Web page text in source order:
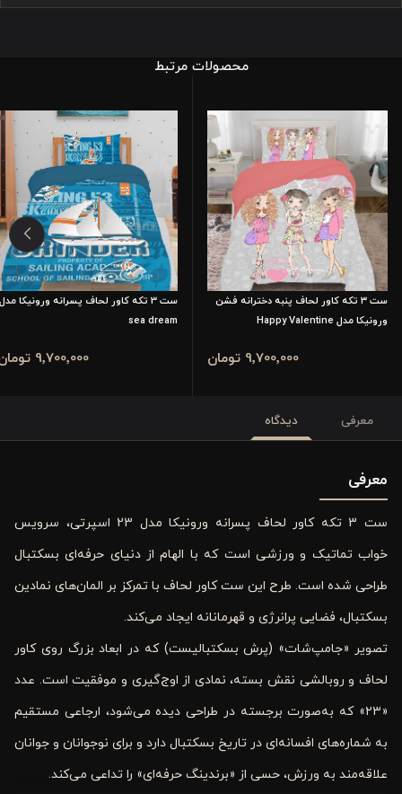
محصولات مرتبط
ست ۳ تکه کاور لحاف پنبه دخترانه فشن
ورونیکا مدل Happy Valentine
9٬700٬000 تومان
ست 3 تکه کاور لحاف پسرانه ورونیکا مدل
sea dream
9٬700٬000 تومان
معرفی دیدگاه
معرفی
ست 3 تکه کاور لحاف پسرانه ورونیکا مدل 23 اسپرتی، سرویس
خواب تماتیک و ورزشی است که با الهام از دنیای حرفه‌ای بسکتبال
طراحی شده است. طرح این ست کاور لحاف با تمرکز بر المان‌های نمادین
بسکتبال، فضایی پرانرژی و قهرمانانه ایجاد می‌کند.
تصویر «جامپ‌شات» (پرش بسکتبالیست) که در ابعاد بزرگ روی کاور
لحاف و روبالشی نقش بسته، نمادی از اوج‌گیری و موفقیت است. عدد
«۲۳» که به‌صورت برجسته در طراحی دیده می‌شود، ارجاعی مستقیم
به شماره‌های افسانه‌ای در تاریخ بسکتبال دارد و برای نوجوانان و جوانان
علاقه‌مند به ورزش، حسی از «برندینگ حرفه‌ای» را تداعی می‌کند.